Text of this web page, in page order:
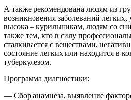
А также рекомендована людям из
возникновения заболеваний легких,
высока – курильщикам, людям со
также тем, кто в силу
сталкивается с веществами,
состояние легких или находится в
туберкулезом.
Программа диагностики:
— Сбор анамнеза, выявление